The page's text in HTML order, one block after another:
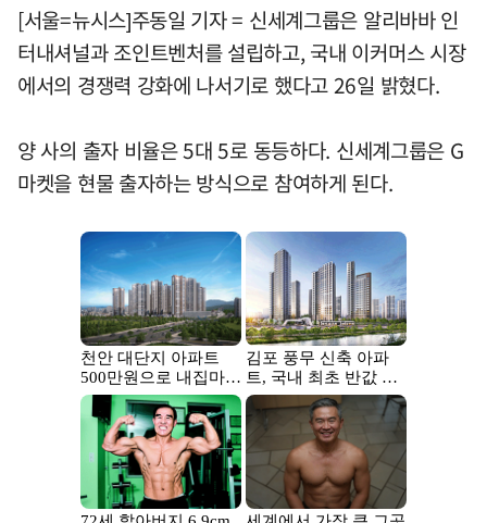
[서울=뉴시스]주동일 기자 = 신세계그룹은 알리바바 인
터내셔널과 조인트벤처를 설립하고, 국내 이커머스 시장
에서의 경쟁력 강화에 나서기로 했다고 26일 밝혔다.
양 사의 출자 비율은 5대 5로 동등하다. 신세계그룹은 G
마켓을 현물 출자하는 방식으로 참여하게 된다.